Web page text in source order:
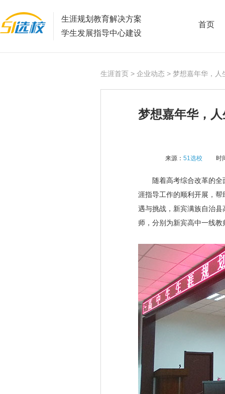
生涯规划教育解决方案
学生发展指导中心建设
首页
生涯首页 > 企业动态 > 梦想嘉年华，
梦想嘉年华，
来源： 51选校 时
随着高考综合改革的全
涯指导工作的顺利开展，
遇与挑战，新宾满族自治
师，分别为新宾高中一线